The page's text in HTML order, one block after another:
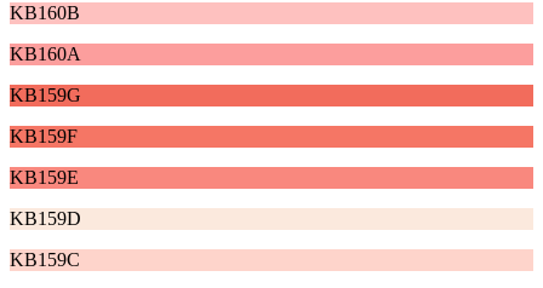
KB160B
KB160A
KB159G
KB159F
KB159E
KB159D
KB159C